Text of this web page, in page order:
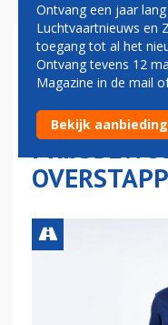
MINISTER
SCHIPHOL
MEER
Ontvang een jaar
Luchtvaartnieuws en
toegang tot al het
Ontvang tevens 12
Magazine in de mail
Bekijk aanbieding